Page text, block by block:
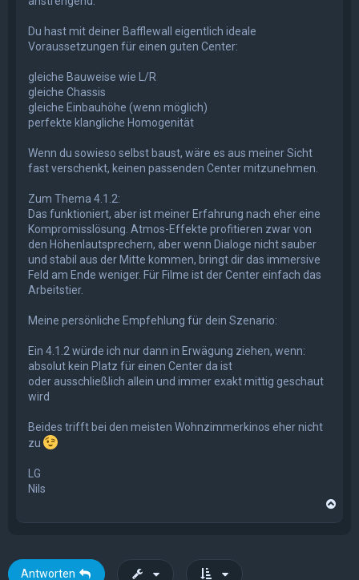
Du hast mit deiner Bafflewall eigentlich ideale
Voraussetzungen für einen guten Center:
gleiche Bauweise wie L/R
gleiche Chassis
gleiche Einbauhöhe (wenn möglich)
perfekte klangliche Homogenität
Wenn du sowieso selbst baust, wäre es aus meiner Sicht
fast verschenkt, keinen passenden Center mitzunehmen.
Zum Thema 4.1.2:
Das funktioniert, aber ist meiner Erfahrung nach eher eine
Kompromisslösung. Atmos-Effekte profitieren zwar von
den Höhenlautsprechern, aber wenn Dialoge nicht sauber
und stabil aus der Mitte kommen, bringt dir das immersive
Feld am Ende weniger. Für Filme ist der Center einfach das
Arbeitstier.
Meine persönliche Empfehlung für dein Szenario:
Ein 4.1.2 würde ich nur dann in Erwägung ziehen, wenn:
absolut kein Platz für einen Center da ist
oder ausschließlich allein und immer exakt mittig geschaut
wird
Beides trifft bei den meisten Wohnzimmerkinos eher nicht
zu
LG
Nils
Antworten